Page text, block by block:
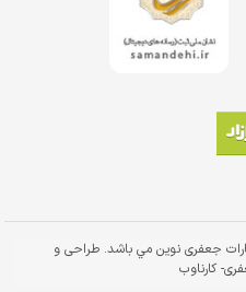
جعفری نوین مي باشد. طراحی و
کارناوب